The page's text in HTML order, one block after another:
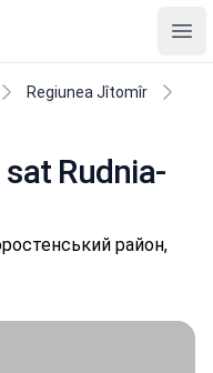
Regiunea Jîtomîr
Rudnia-
район,